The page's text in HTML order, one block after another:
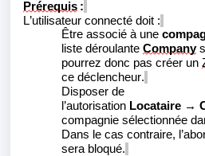
Prérequis :
L’utilisateur connecté doit :
Être associé à une
liste déroulante Company
pourrez donc pas créer un
ce déclencheur.
Disposer de
l’autorisation Locataire →
compagnie sélectionnée
Dans le cas contraire,
sera bloqué.